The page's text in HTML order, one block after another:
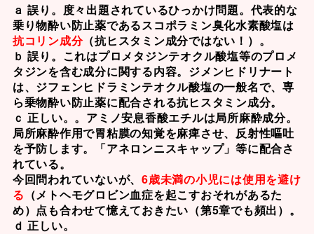
ａ 誤り。度々出題されているひっかけ問題。代表的な
乗り物酔い防止薬であるスコポラミン臭化水素酸塩は
抗コリン成分（抗ヒスタミン成分ではない！）。
ｂ 誤り。これはプロメタジンテオクル酸塩等のプロメ
タジンを含む成分に関する内容。ジメンヒドリナート
は、ジフェンヒドラミンテオクル酸塩の一般名で、専
ら乗物酔い防止薬に配合される抗ヒスタミン成分。
ｃ 正しい。。 アミノ安息香酸エチルは局所麻酔成分。
局所麻酔作用で胃粘膜の知覚を麻痺させ、反射性嘔吐
を予防します。「アネロンニスキャップ」等に配合さ
れている。
今回問われていないが、6歳未満の小児には使用を避け
る （メトヘモグロビン血症を起こすおそれがあるた
め）点も合わせて憶えておきたい（第5章でも頻出）。
ｄ 正しい。